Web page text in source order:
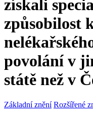
získali
způsobilost
povolání v
státě než v
Základní znění Rozšířené